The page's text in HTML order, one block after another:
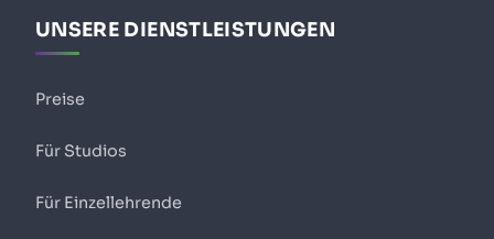
UNSERE DIENSTLEISTUNGEN
Preise
Für Studios
Für Einzellehrende